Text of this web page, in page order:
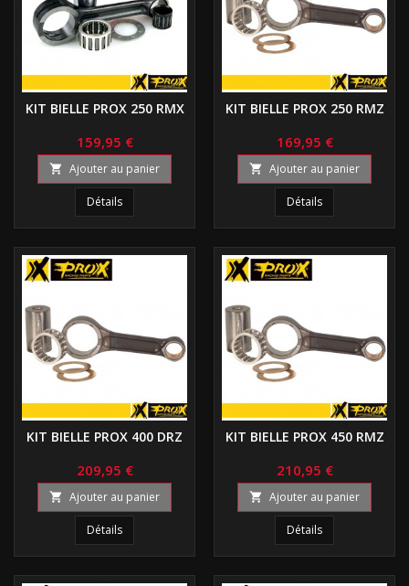
KIT BIELLE PROX 250 RMX
159,95 €
 Ajouter au panier
Détails
KIT BIELLE PROX 250 RMZ
169,95 €
 Ajouter au panier
Détails
KIT BIELLE PROX 400 DRZ
209,95 €
 Ajouter au panier
Détails
KIT BIELLE PROX 450 RMZ
210,95 €
 Ajouter au panier
Détails